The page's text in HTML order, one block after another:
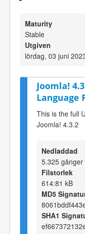
Maturity
Stable
Utgiven
lördag, 03 juni
Joomla!
Language
This is the full
Joomla! 4.3.2
Nedladdad
5.325 gånger
Filstorlek
614:81 kB
MD5
SHA1